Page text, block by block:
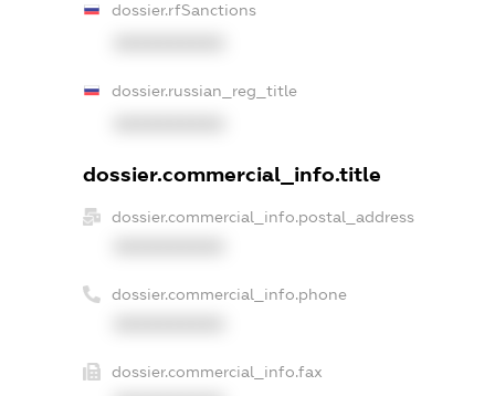
dossier.rfSanctions
dossier.russian_reg_title
dossier.commercial_info.title
dossier.commercial_info.postal_address
dossier.commercial_info.phone
dossier.commercial_info.fax